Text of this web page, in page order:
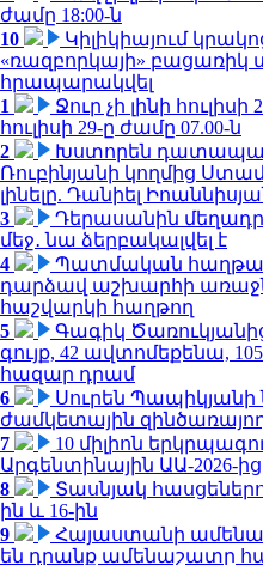
ժամը 18:00-ն
10
Կիլիկիայում
«ռազբորկայի» բացառիկ
հրապարակվել
1
Ջուր չի լինի
հուլիսի 29-ը ժամը 07.00-ն
2
Խստորեն
Ռուբինյանի կողմից
լինելը. Դանիել
3
Դերասանին
մեջ․ նա ձերբակալվել է
4
Պատմական
դարձավ աշխարհի
հաշվարկի հաղթող
5
Գագիկ
գույք, 42 ավտոմեքենա, 105
հազար դրամ
6
Սուրեն Պապիկյանի
ժամկետային
7
10 միլիոն
Արգենտինային ԱԱ-2026-ից
8
Տասնյակ
ին և 16-ին
9
Հայաստանի
են դրանք ամենաշատը